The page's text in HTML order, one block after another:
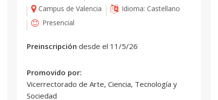
Campus de Valencia
Idioma: Castellano
Presencial
Preinscripción desde el 11/5/26
Promovido por:
Vicerrectorado de Arte, Ciencia, Tecnología y
Sociedad